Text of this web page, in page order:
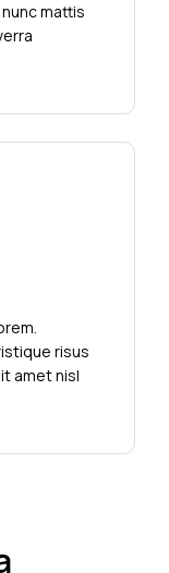
mattis
risus
amet nisl